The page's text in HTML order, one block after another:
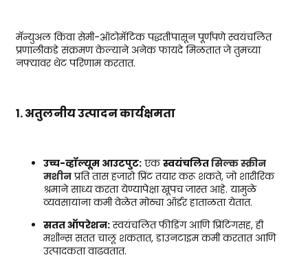
मॅन्युअल किंवा सेमी-ऑटोमॅटिक पद्धतींपासून पूर्णपणे स्वयंचलित
प्रणालीकडे संक्रमण केल्याने अनेक फायदे मिळतात जे तुमच्या
नफ्यावर थेट परिणाम करतात.
१. अतुलनीय उत्पादन कार्यक्षमता
उच्च-व्हॉल्यूम आउटपुट:एकस्वयंचलितसिल्क स्क्रीन
मशीनप्रति तास हजारो प्रिंट तयार करू शकते, जो शारीरिक
श्रमाने साध्य करता येण्यापेक्षा खूपच जास्त आहे. यामुळे
व्यवसायांना कमी वेळेत मोठ्या ऑर्डर हाताळता येतात.
सतत ऑपरेशन:स्वयंचलित फीडिंग आणि प्रिंटिंगसह, ही
मशीन्स सतत चालू शकतात, डाउनटाइम कमी करतात आणि
उत्पादकता वाढवतात.